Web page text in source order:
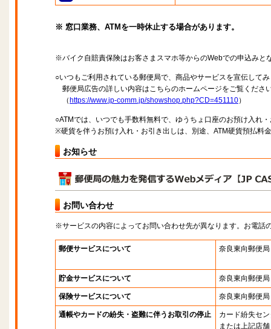
※ 窓口業務、ATMを一時休止する場合があります。
※バイク自賠責保険はお客さまスマホ等からのWebでの申込みと
○いつもご利用されている郵便局で、商品やサービスを宣伝して
郵便局広告の詳しい内容はこちらのホームページをご覧くださ
（ https://www.jp-comm.jp/showshop.php?CD=451110）
○ATMでは、いつでも手数料無料で、ゆうちょ口座のお預け入れ
※硬貨を伴うお預け入れ・お引き出しは、別途、ATM硬貨預払料
お知らせ
お問い合わせ
※サービスの内容によってお問い合わせ先が異なります。お電話
郵便サービスについて 奈良東向郵便局
貯金サービスについて 奈良東向郵便局
保険サービスについて 奈良東向郵便局
通帳やカードの紛失・盗難に伴うお取引の停止
カード紛失セ
または上記店舗